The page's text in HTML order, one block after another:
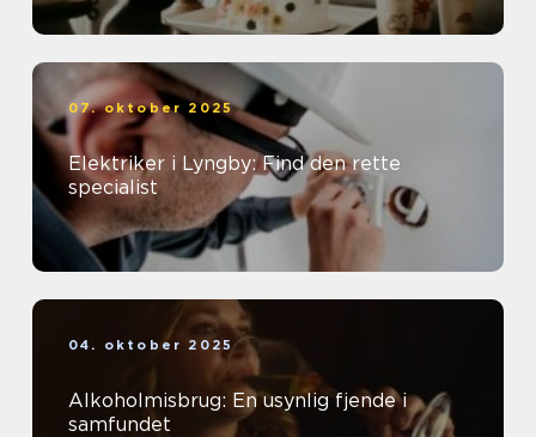
07. oktober 2025
Elektriker i Lyngby: Find den rette
specialist
04. oktober 2025
Alkoholmisbrug: En usynlig fjende i
samfundet